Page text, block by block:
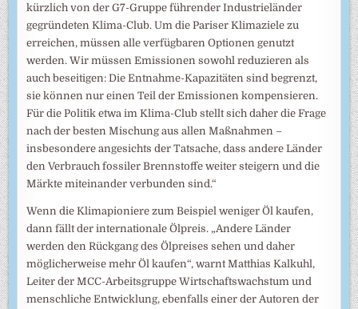
kürzlich von der G7-Gruppe führender Industrieländer
gegründeten Klima-Club. Um die Pariser Klimaziele zu
erreichen, müssen alle verfügbaren Optionen genutzt
werden. Wir müssen Emissionen sowohl reduzieren als
auch beseitigen: Die Entnahme-Kapazitäten sind begrenzt,
sie können nur einen Teil der Emissionen kompensieren.
Für die Politik etwa im Klima-Club stellt sich daher die Frage
nach der besten Mischung aus allen Maßnahmen –
insbesondere angesichts der Tatsache, dass andere Länder
den Verbrauch fossiler Brennstoffe weiter steigern und die
Märkte miteinander verbunden sind.“
Wenn die Klimapioniere zum Beispiel weniger Öl kaufen,
dann fällt der internationale Ölpreis. „Andere Länder
werden den Rückgang des Ölpreises sehen und daher
möglicherweise mehr Öl kaufen“, warnt Matthias Kalkuhl,
Leiter der MCC-Arbeitsgruppe Wirtschaftswachstum und
menschliche Entwicklung, ebenfalls einer der Autoren der